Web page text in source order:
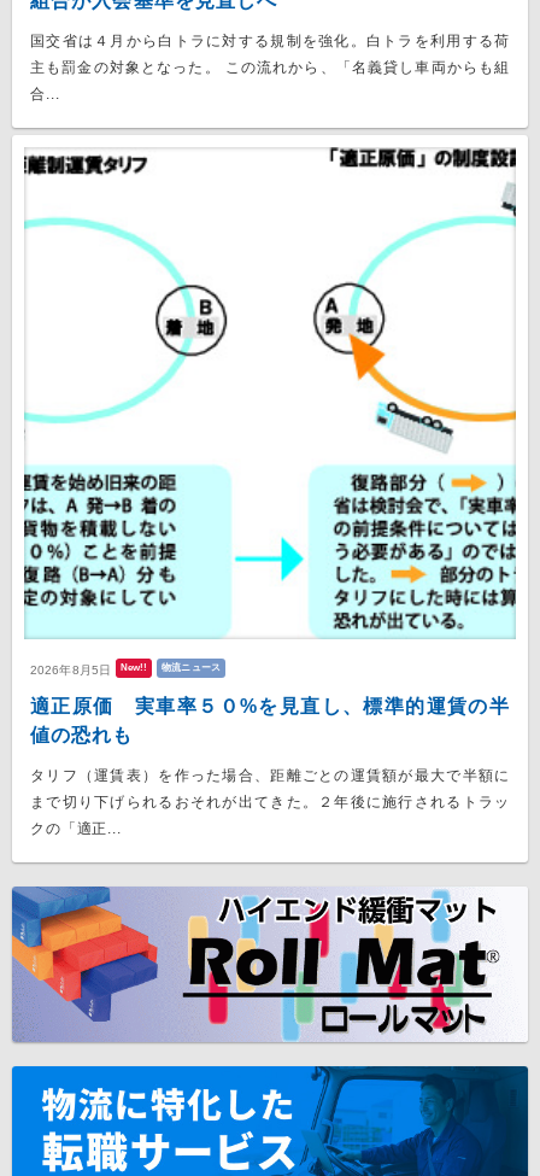
国交省は４月から白トラに対する規制を強化。白トラを利用する荷
主も罰金の対象となった。 この流れから、「名義貸し車両からも組
合...
2026年8月5日 New!! 物流ニュース
適正原価 実車率５０%を見直し、標準的運賃の半
値の恐れも
タリフ（運賃表）を作った場合、距離ごとの運賃額が最大で半額に
まで切り下げられるおそれが出てきた。２年後に施行されるトラッ
クの「適正...